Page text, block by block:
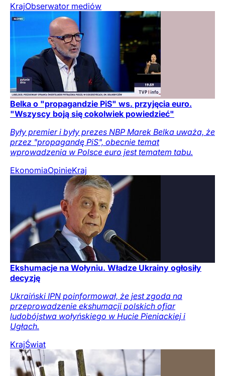
KrajObserwator mediów
Belka o "propagandzie PiS" ws. przyjęcia euro.
"Wszyscy boją się cokolwiek powiedzieć"
Były premier i były prezes NBP Marek Belka uważa, że
przez "propagandę PiS", obecnie temat
wprowadzenia w Polsce euro jest tematem tabu.
EkonomiaOpinieKraj
Ekshumacje na Wołyniu. Władze Ukrainy ogłosiły
decyzję
Ukraiński IPN poinformował, że jest zgoda na
przeprowadzenie ekshumacji polskich ofiar
ludobójstwa wołyńskiego w Hucie Pieniackiej i
Ugłach.
KrajŚwiat